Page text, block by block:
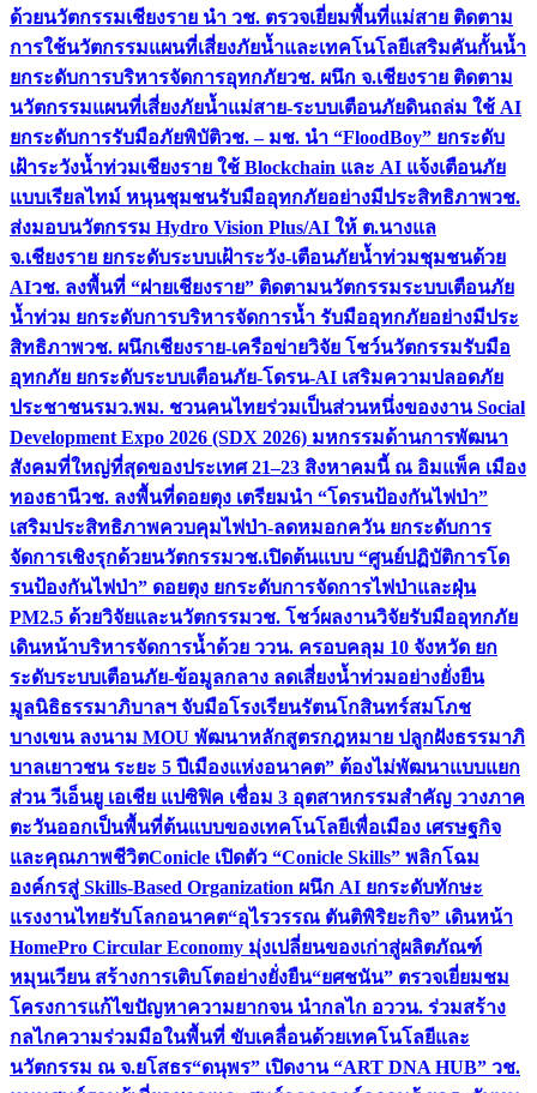
ด้วยนวัตกรรมเชียงราย นำ วช. ตรวจเยี่ยมพื้นที่แม่สาย ติดตาม
การใช้นวัตกรรมแผนที่เสี่ยงภัยน้ำและเทคโนโลยีเสริมคันกั้นน้ำ
ยกระดับการบริหารจัดการอุทกภัยวช. ผนึก จ.เชียงราย ติดตาม
นวัตกรรมแผนที่เสี่ยงภัยน้ำแม่สาย-ระบบเตือนภัยดินถล่ม ใช้ AI
ยกระดับการรับมือภัยพิบัติวช. – มช. นำ “FloodBoy” ยกระดับ
เฝ้าระวังน้ำท่วมเชียงราย ใช้ Blockchain และ AI แจ้งเตือนภัย
แบบเรียลไทม์ หนุนชุมชนรับมืออุทกภัยอย่างมีประสิทธิภาพวช.
ส่งมอบนวัตกรรม Hydro Vision Plus/AI ให้ ต.นางแล
จ.เชียงราย ยกระดับระบบเฝ้าระวัง-เตือนภัยน้ำท่วมชุมชนด้วย
AIวช. ลงพื้นที่ “ฝายเชียงราย” ติดตามนวัตกรรมระบบเตือนภัย
น้ำท่วม ยกระดับการบริหารจัดการน้ำ รับมืออุทกภัยอย่างมีประ
สิทธิภาพวช. ผนึกเชียงราย-เครือข่ายวิจัย โชว์นวัตกรรมรับมือ
อุทกภัย ยกระดับระบบเตือนภัย-โดรน-AI เสริมความปลอดภัย
ประชาชนรมว.พม. ชวนคนไทยร่วมเป็นส่วนหนึ่งของงาน Social
Development Expo 2026 (SDX 2026) มหกรรมด้านการพัฒนา
สังคมที่ใหญ่ที่สุดของประเทศ 21–23 สิงหาคมนี้ ณ อิมแพ็ค เมือง
ทองธานีวช. ลงพื้นที่ดอยตุง เตรียมนำ “โดรนป้องกันไฟป่า”
เสริมประสิทธิภาพควบคุมไฟป่า-ลดหมอกควัน ยกระดับการ
จัดการเชิงรุกด้วยนวัตกรรมวช.เปิดต้นแบบ “ศูนย์ปฏิบัติการโด
รนป้องกันไฟป่า” ดอยตุง ยกระดับการจัดการไฟป่าและฝุ่น
PM2.5 ด้วยวิจัยและนวัตกรรมวช. โชว์ผลงานวิจัยรับมืออุทกภัย
เดินหน้าบริหารจัดการน้ำด้วย ววน. ครอบคลุม 10 จังหวัด ยก
ระดับระบบเตือนภัย-ข้อมูลกลาง ลดเสี่ยงน้ำท่วมอย่างยั่งยืน
มูลนิธิธรรมาภิบาลฯ จับมือโรงเรียนรัตนโกสินทร์สมโภช
บางเขน ลงนาม MOU พัฒนาหลักสูตรกฎหมาย ปลูกฝังธรรมาภิ
บาลเยาวชน ระยะ 5 ปีเมืองแห่งอนาคต” ต้องไม่พัฒนาแบบแยก
ส่วน วีเอ็นยู เอเชีย แปซิฟิค เชื่อม 3 อุตสาหกรรมสำคัญ วางภาค
ตะวันออกเป็นพื้นที่ต้นแบบของเทคโนโลยีเพื่อเมือง เศรษฐกิจ
และคุณภาพชีวิตConicle เปิดตัว “Conicle Skills” พลิกโฉม
องค์กรสู่ Skills-Based Organization ผนึก AI ยกระดับทักษะ
แรงงานไทยรับโลกอนาคต“อุไรวรรณ ตันติพิริยะกิจ” เดินหน้า
HomePro Circular Economy มุ่งเปลี่ยนของเก่าสู่ผลิตภัณฑ์
หมุนเวียน สร้างการเติบโตอย่างยั่งยืน“ยศชนัน” ตรวจเยี่ยมชม
โครงการแก้ไขปัญหาความยากจน นำกลไก อววน. ร่วมสร้าง
กลไกความร่วมมือในพื้นที่ ขับเคลื่อนด้วยเทคโนโลยีและ
นวัตกรรม ณ จ.ยโสธร“ดนุพร” เปิดงาน “ART DNA HUB” วช.